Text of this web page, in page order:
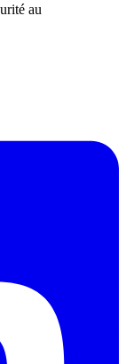
au